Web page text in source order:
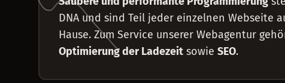
DNA und sind Teil jeder einzelnen Webseite
Hause. Zum Service unserer Webagentur
Optimierung der Ladezeit sowie SEO.